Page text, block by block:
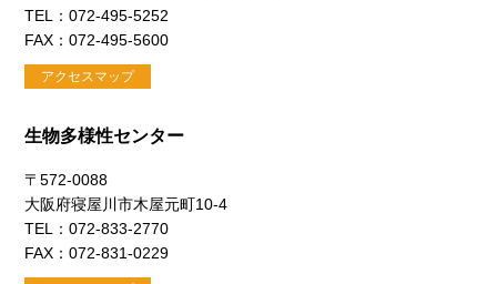
TEL：072-495-5252
FAX：072-495-5600
アクセスマップ
生物多様性センター
〒572-0088
大阪府寝屋川市木屋元町10-4
TEL：072-833-2770
FAX：072-831-0229